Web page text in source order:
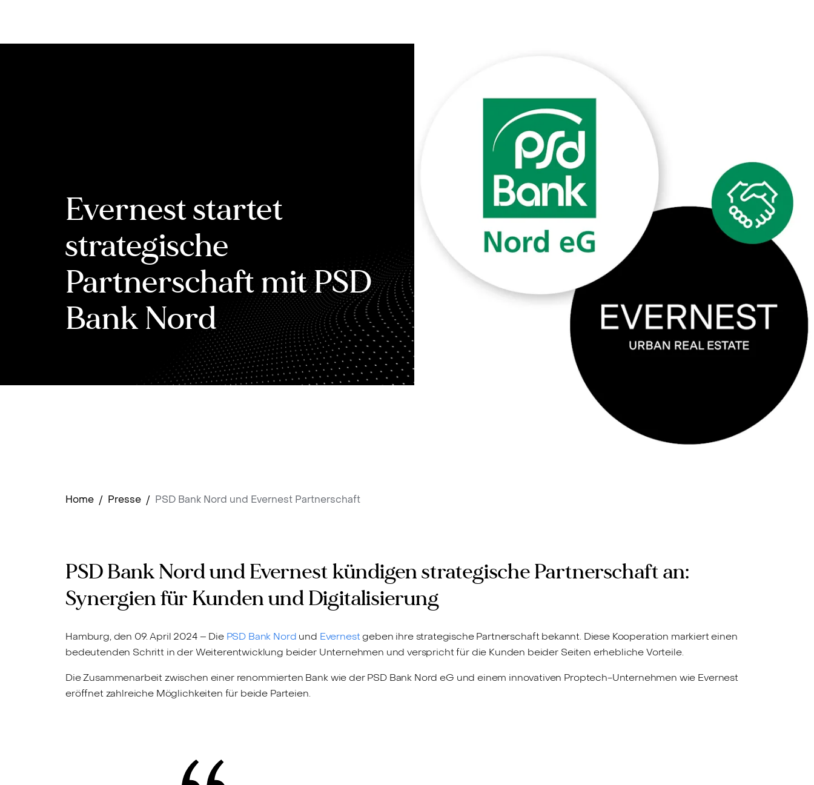
Evernest startet
strategische
Partnerschaft mit PSD
Bank Nord
Home / Presse / PSD Bank Nord und Evernest Partnerschaft
PSD Bank Nord und Evernest kündigen strategische Partnerschaft an:
Synergien für Kunden und Digitalisierung
Hamburg, den 09. April 2024 – Die PSD Bank Nord und Evernestgeben ihre strategische Partnerschaft bekannt. Diese Kooperation markiert einen
bedeutenden Schritt in der Weiterentwicklung beider Unternehmen und verspricht für die Kunden beider Seiten erhebliche Vorteile.
Die Zusammenarbeit zwischen einer renommierten Bank wie der PSD Bank Nord eG und einem innovativen Proptech-Unternehmen wie Evernest
eröffnet zahlreiche Möglichkeiten für beide Parteien.